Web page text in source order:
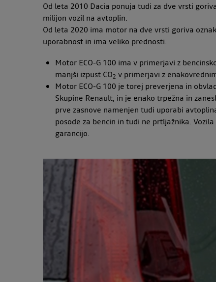
Od leta 2010 Dacia ponuja tudi za dve vrsti
milijon vozil na avtoplin.
Od leta 2020 ima motor na dve vrsti goriva
uporabnost in ima veliko prednosti.
Motor ECO-G 100 ima v primerjavi z
manjši izpust CO2 v primerjavi z
Motor ECO-G 100 je torej preverjena in
Skupine Renault, in je enako trpežna in
prve zasnove namenjen tudi uporabi
posode za bencin in tudi ne prtljažnika.
garancijo.